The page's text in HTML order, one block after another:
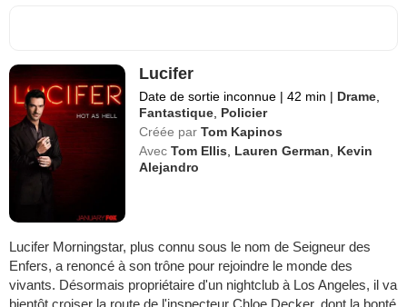
Lucifer
Date de sortie inconnue | 42 min | Drame
Fantastique Policier
Créée par Tom Kapinos
Avec Tom Ellis Lauren German
Kevin
Alejandro
Lucifer Morningstar, plus connu sous le nom de Seigneur des
Enfers, a renoncé à son trône pour rejoindre le monde des
vivants. Désormais propriétaire d'un nightclub à Los Angeles, il va
bientôt croiser la route de l'inspecteur Chloe Decker, dont la bonté